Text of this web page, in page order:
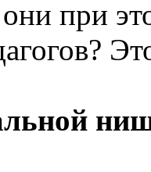
при